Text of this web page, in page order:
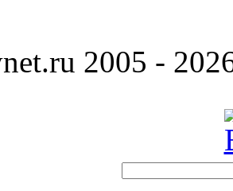
2005 -